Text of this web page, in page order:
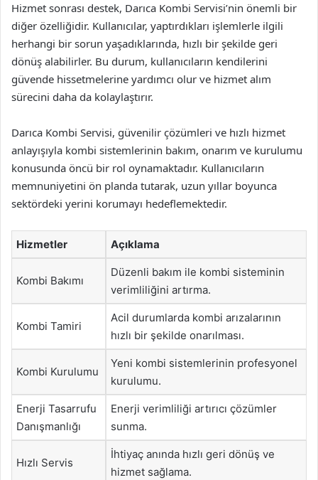
Hizmet sonrası destek, Darıca Kombi Servisi’nin önemli bir
diğer özelliğidir. Kullanıcılar, yaptırdıkları işlemlerle ilgili
herhangi bir sorun yaşadıklarında, hızlı bir şekilde geri
dönüş alabilirler. Bu durum, kullanıcıların kendilerini
güvende hissetmelerine yardımcı olur ve hizmet alım
sürecini daha da kolaylaştırır.
Darıca Kombi Servisi, güvenilir çözümleri ve hızlı hizmet
anlayışıyla kombi sistemlerinin bakım, onarım ve kurulumu
konusunda öncü bir rol oynamaktadır. Kullanıcıların
memnuniyetini ön planda tutarak, uzun yıllar boyunca
sektördeki yerini korumayı hedeflemektedir.
Hizmetler Açıklama
Kombi Bakımı
Düzenli bakım ile kombi sisteminin
verimliliğini artırma.
Kombi Tamiri
Acil durumlarda kombi arızalarının
hızlı bir şekilde onarılması.
Kombi Kurulumu
Yeni kombi sistemlerinin profesyonel
kurulumu.
Enerji Tasarrufu
Danışmanlığı
Enerji verimliliği artırıcı çözümler
sunma.
Hızlı Servis
İhtiyaç anında hızlı geri dönüş ve
hizmet sağlama.